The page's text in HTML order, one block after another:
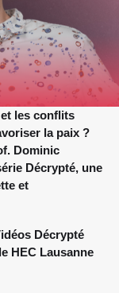
les conflits
la paix ?
Dominic
Décrypté, une
et
Décrypté
HEC Lausanne